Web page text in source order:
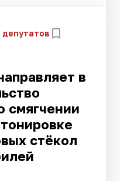
депутатов
в
смягчении
стёкол